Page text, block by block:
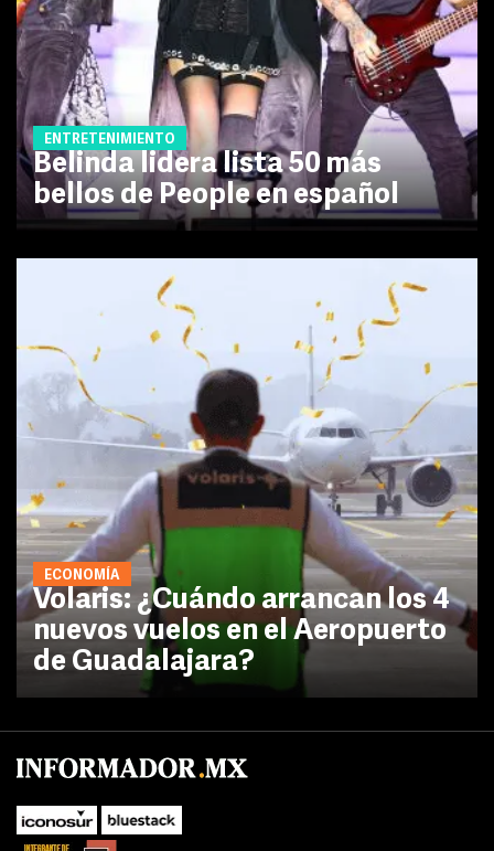
ENTRETENIMIENTO
Belinda lidera lista 50 más
bellos de People en español
ECONOMÍA
Volaris: ¿Cuándo arrancan los 4
nuevos vuelos en el Aeropuerto
de Guadalajara?